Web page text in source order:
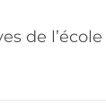
de